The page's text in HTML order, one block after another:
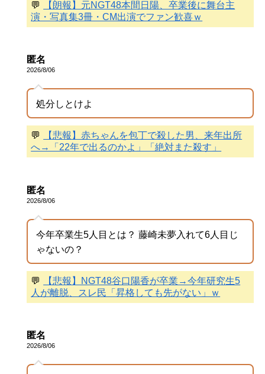
💬
【朗報】元NGT48本間日陽、卒業後に舞台主
演・写真集3冊・CM出演でファン歓喜ｗ
匿名
2026/8/06
処分しとけよ
💬
【悲報】赤ちゃんを包丁で殺した男、来年出所
へ→「22年で出るのかよ」「絶対また殺す」
匿名
2026/8/06
今年卒業生5人目とは？ 藤崎未夢入れて6人目じ
ゃないの？
💬
【悲報】NGT48谷口陽香が卒業→今年研究生5
人が離脱、スレ民「昇格しても先がない」ｗ
匿名
2026/8/06